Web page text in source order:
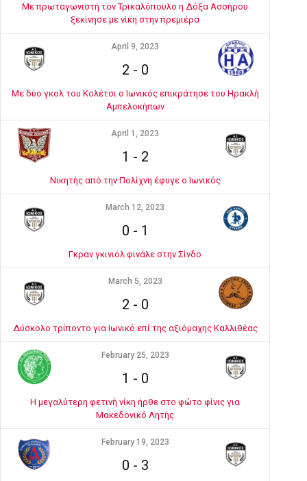
Με πρωταγωνιστή τον Τρικαλόπουλο η Δόξα Ασσήρου
ξεκίνησε με νίκη στην πρεμιέρα
April 9, 2023
2 - 0
Με δύο γκολ του Κολέτσι ο Ιωνικός επικράτησε του Ηρακλή
Αμπελοκήπων
April 1, 2023
1 - 2
Νικητής από την Πολίχνη έφυγε ο Ιωνικός
March 12, 2023
0 - 1
Γκραν γκινιόλ φινάλε στην Σίνδο
March 5, 2023
2 - 0
Δύσκολο τρίποντο για Ιωνικό επί της αξιόμαχης Καλλιθέας
February 25, 2023
1 - 0
Η μεγαλύτερη φετινή νίκη ήρθε στο φώτο φίνις για
Μακεδονικό Λητής
February 19, 2023
0 - 3